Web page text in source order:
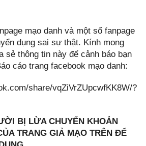
mạo danh và một số fanpage
dụng sai sự thật. Kính mong
sẻ thông tin này để cảnh báo bạn
cáo trang facebook mạo danh:
share/vqZiVrZUpcwfKK8W/?
BỊ LỪA CHUYỂN KHOẢN
TRANG GIẢ MẠO TRÊN ĐỂ